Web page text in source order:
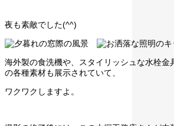
夜も素敵でした(^^)
海外製の食洗機や、スタイリッシュな水栓金
の各種素材も展示されていて、
ワクワクしますよ。